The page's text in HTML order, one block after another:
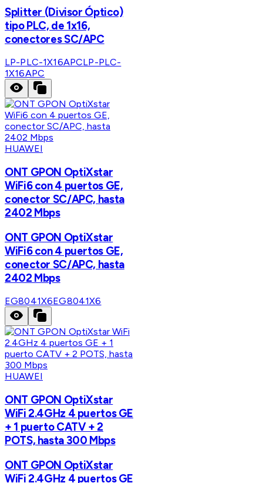
Splitter (Divisor Óptico)
tipo PLC, de 1x16,
conectores SC/APC
LP-PLC-1X16APCLP-PLC-
1X16APC
HUAWEI
ONT GPON OptiXstar
WiFi6 con 4 puertos GE,
conector SC/APC, hasta
2402 Mbps
ONT GPON OptiXstar
WiFi6 con 4 puertos GE,
conector SC/APC, hasta
2402 Mbps
EG8041X6EG8041X6
HUAWEI
ONT GPON OptiXstar
WiFi 2.4GHz 4 puertos GE
+ 1 puerto CATV + 2
POTS, hasta 300 Mbps
ONT GPON OptiXstar
WiFi 2.4GHz 4 puertos GE